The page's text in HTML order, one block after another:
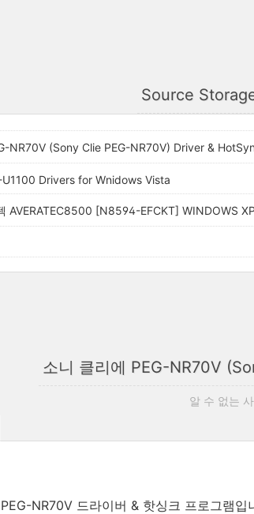
Source
NR70V (Sony Clie PEG-NR70V) Driver &
U1100 Drivers for Wnidows Vista
AVERATEC8500 [N8594-EFCKT] WINDOWS
소니 클리에 PEG-NR70V
알 수 없는
NR70V 드라이버 & 핫싱크 프로그램입